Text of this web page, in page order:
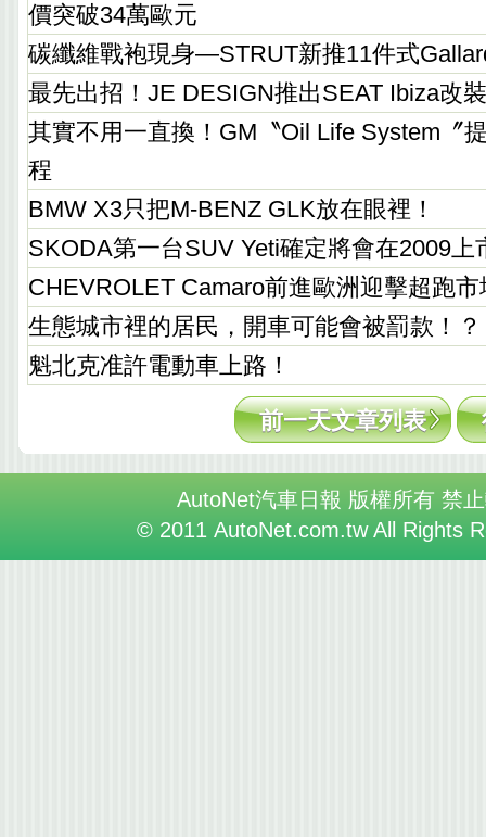
價突破34萬歐元
碳纖維戰袍現身—STRUT新推11件式
最先出招！JE DESIGN推出SEAT Ibiza改
其實不用一直換！GM〝Oil Life System〞
程
BMW X3只把M-BENZ GLK放在眼裡！
SKODA第一台SUV Yeti確定將會在2009上
CHEVROLET Camaro前進歐洲迎擊超跑市
生態城市裡的居民，開車可能會被罰款！？
魁北克准許電動車上路！
前一天文章列表
AutoNet汽車日報 版權所有 禁
© 2011 AutoNet.com.tw All Rights